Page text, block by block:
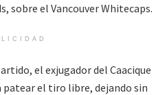
sobre el Vancouver Whitecaps.
el exjugador del Caacique
patear el tiro libre, dejando sin